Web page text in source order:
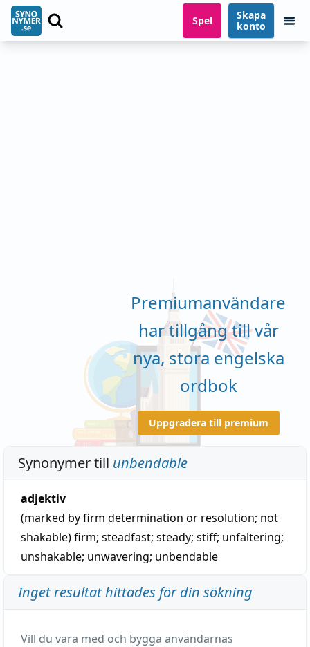
Spel
Skapa
konto
Premiumanvändare
har tillgång till vår
nya, stora engelska
ordbok
Uppgradera till premium
Synonymer till unbendable
adjektiv
(marked by firm determination or resolution; not
shakable)firm; steadfast; steady; stiff; unfaltering;
unshakable; unwavering; unbendable
Inget resultat hittades för din sökning
Vill du vara med och bygga användarnas